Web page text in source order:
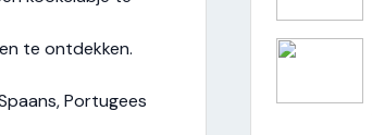
te ontdekken.
Portugees